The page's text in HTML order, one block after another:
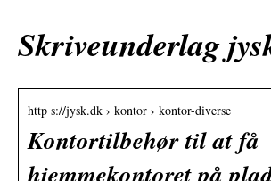
Skriveunderlag
http s://jysk.dk › kontor › kontor-diverse
Kontortilbehør til at få
hjemmekontoret på